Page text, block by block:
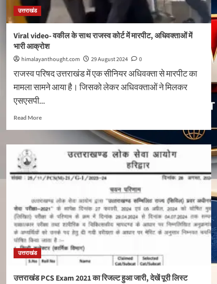
उत्तराखंड
Viral video- वकील के साथ राजस्व कोर्ट में मारपीट, अधिवक्ताओं में
भारी आक्रोश
himalayanthought.com 29 August 2024 0
राजस्व परिषद उत्तराखंड में एक सीनियर अधिवक्ता से मारपीट का
मामला सामने आया है। जिसको लेकर अधिवक्ताओं ने मिलकर
एसएसपी...
Read MoreRead
Viral
के
साथ
कोर्ट
में
मारपीट,
अधिवक्ताओं
में
भारी
आक्रोश
उत्तराखंड
उत्तराखंड PCS Exam 2021 का रिजल्ट हुआ जारी, देखें पूरी लिस्ट